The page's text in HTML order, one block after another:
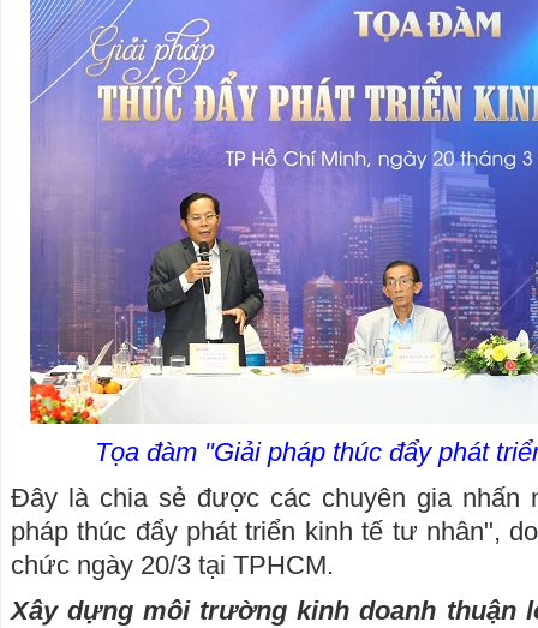
Tọa đàm "Giải pháp thúc đẩy phát
Đây là chia sẻ được các chuyên gia nhấn
pháp thúc đẩy phát triển kinh tế tư nhân",
chức ngày 20/3 tại TPHCM.
Xây dựng môi trường kinh doanh thuận